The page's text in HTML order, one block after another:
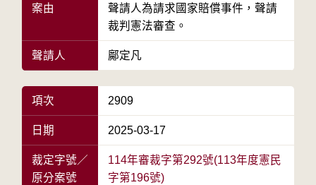
案由
聲請人為請求國家賠償事件，聲請
裁判憲法審查。
聲請人 鄺定凡
項次 2909
日期 2025-03-17
裁定字號／
原分案號
114年審裁字第292號(113年度憲民
字第196號)